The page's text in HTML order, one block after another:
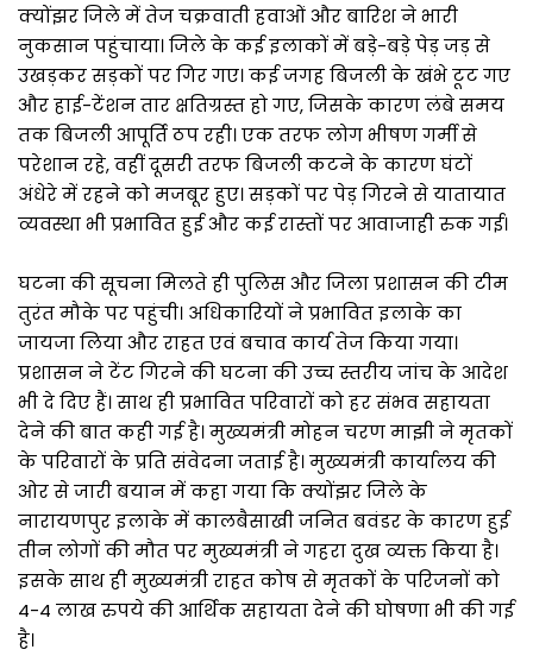
क्योंझर जिले में तेज चक्रवाती हवाओं और बारिश ने भारी
नुकसान पहुंचाया। जिले के कई इलाकों में बड़े-बड़े पेड़ जड़ से
उखड़कर सड़कों पर गिर गए। कई जगह बिजली के खंभे टूट गए
और हाई-टेंशन तार क्षतिग्रस्त हो गए, जिसके कारण लंबे समय
तक बिजली आपूर्ति ठप रही। एक तरफ लोग भीषण गर्मी से
परेशान रहे, वहीं दूसरी तरफ बिजली कटने के कारण घंटों
अंधेरे में रहने को मजबूर हुए। सड़कों पर पेड़ गिरने से यातायात
व्यवस्था भी प्रभावित हुई और कई रास्तों पर आवाजाही रुक गई।
घटना की सूचना मिलते ही पुलिस और जिला प्रशासन की टीम
तुरंत मौके पर पहुंची। अधिकारियों ने प्रभावित इलाके का
जायजा लिया और राहत एवं बचाव कार्य तेज किया गया।
प्रशासन ने टेंट गिरने की घटना की उच्च स्तरीय जांच के आदेश
भी दे दिए हैं। साथ ही प्रभावित परिवारों को हर संभव सहायता
देने की बात कही गई है। मुख्यमंत्री मोहन चरण माझी ने मृतकों
के परिवारों के प्रति संवेदना जताई है। मुख्यमंत्री कार्यालय की
ओर से जारी बयान में कहा गया कि क्योंझर जिले के
नारायणपुर इलाके में कालबैसाखी जनित बवंडर के कारण हुई
तीन लोगों की मौत पर मुख्यमंत्री ने गहरा दुख व्यक्त किया है।
इसके साथ ही मुख्यमंत्री राहत कोष से मृतकों के परिजनों को
4-4 लाख रुपये की आर्थिक सहायता देने की घोषणा भी की गई
है।